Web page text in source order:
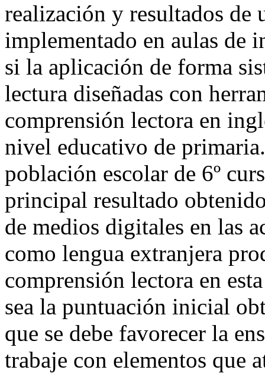
realización y resultados de
implementado en aulas de
si la aplicación de forma
lectura diseñadas con
comprensión lectora en
nivel educativo de
población escolar de 6º
principal resultado
de medios digitales en las
como lengua extranjera
comprensión lectora en
sea la puntuación inicial
que se debe favorecer la
trabaje con elementos que